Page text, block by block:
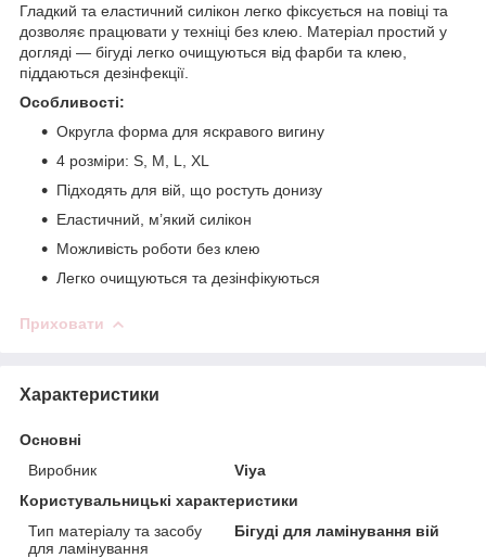
Гладкий та еластичний силікон легко фіксується на повіці та
дозволяє працювати у техніці без клею. Матеріал простий у
догляді — бігуді легко очищуються від фарби та клею,
піддаються дезінфекції.
Особливості:
Округла форма для яскравого вигину
4 розміри: S, M, L, XL
Підходять для вій, що ростуть донизу
Еластичний, м’який силікон
Можливість роботи без клею
Легко очищуються та дезінфікуються
Приховати
Характеристики
Основні
Виробник
Viya
Користувальницькі характеристики
Тип матеріалу та засобу
для ламінування
Бігуді для ламінування вій